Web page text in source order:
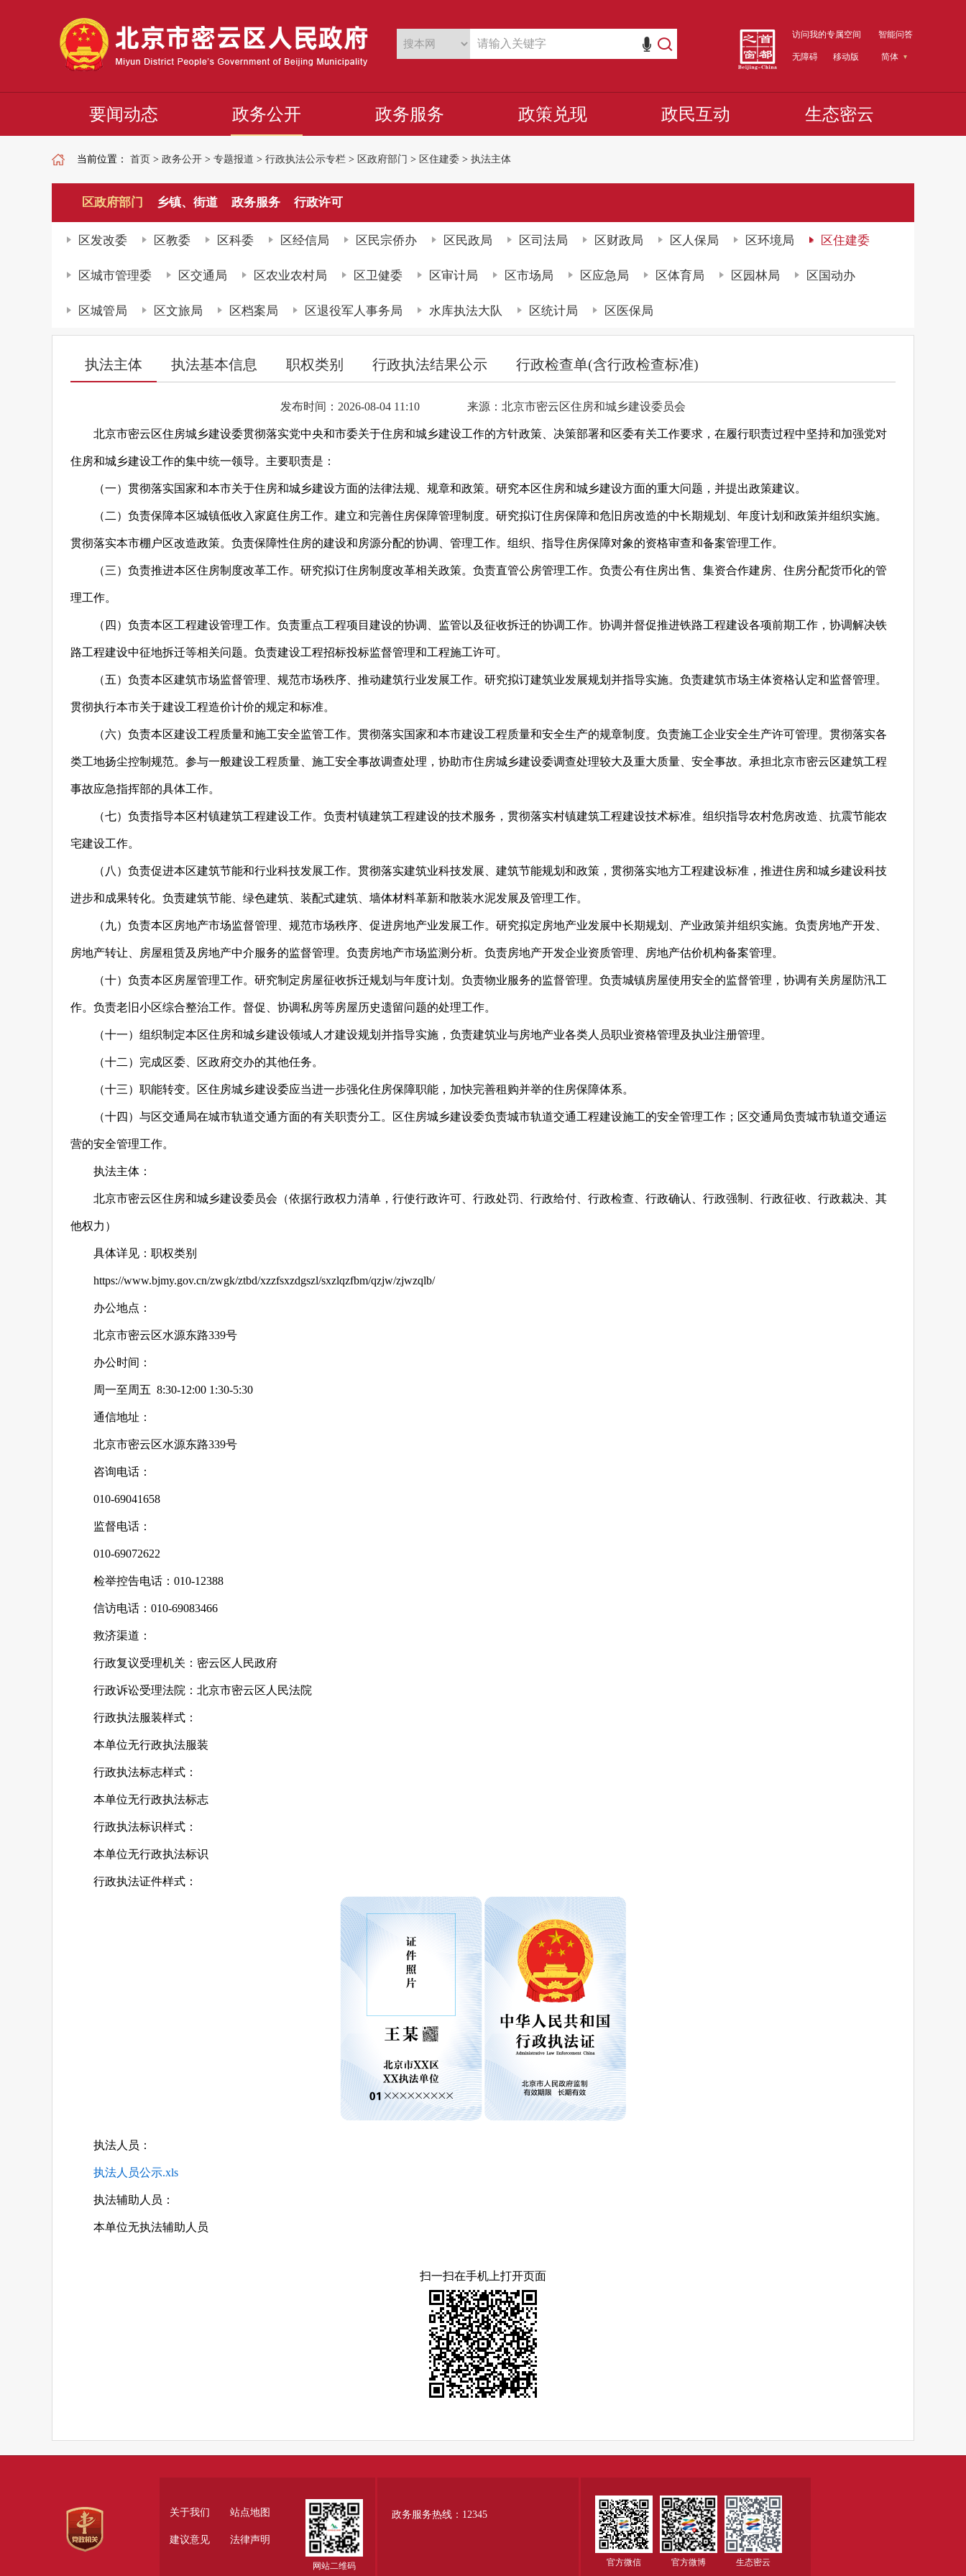
访问我的专属空间 智能问答
无障碍 移动版 简体
要闻动态 政务公开 政务服务 政策兑现 政民互动 生态密云
当前位置： 首页 > 政务公开 > 专题报道 > 行政执法公示专栏 > 区政府部门 > 区住建委 > 执法主体
区政府部门 乡镇、街道 政务服务 行政许可
区发改委 区教委 区科委 区经信局 区民宗侨办 区民政局 区司法局 区财政局 区人保局 区环境局 区住建委
区城市管理委 区交通局 区农业农村局 区卫健委 区审计局 区市场局 区应急局 区体育局 区园林局 区国动办
区城管局 区文旅局 区档案局 区退役军人事务局 水库执法大队 区统计局 区医保局
执法主体 执法基本信息 职权类别 行政执法结果公示 行政检查单(含行政检查标准)
发布时间：2026-08-04 11:10 来源：北京市密云区住房和城乡建设委员会
北京市密云区住房城乡建设委贯彻落实党中央和市委关于住房和城乡建设工作的方针政策、决策部署和区委有关工作要求，在履行职责过程中坚持和加强党对
住房和城乡建设工作的集中统一领导。主要职责是：
（一）贯彻落实国家和本市关于住房和城乡建设方面的法律法规、规章和政策。研究本区住房和城乡建设方面的重大问题，并提出政策建议。
（二）负责保障本区城镇低收入家庭住房工作。建立和完善住房保障管理制度。研究拟订住房保障和危旧房改造的中长期规划、年度计划和政策并组织实施。
贯彻落实本市棚户区改造政策。负责保障性住房的建设和房源分配的协调、管理工作。组织、指导住房保障对象的资格审查和备案管理工作。
（三）负责推进本区住房制度改革工作。研究拟订住房制度改革相关政策。负责直管公房管理工作。负责公有住房出售、集资合作建房、住房分配货币化的管
理工作。
（四）负责本区工程建设管理工作。负责重点工程项目建设的协调、监管以及征收拆迁的协调工作。协调并督促推进铁路工程建设各项前期工作，协调解决铁
路工程建设中征地拆迁等相关问题。负责建设工程招标投标监督管理和工程施工许可。
（五）负责本区建筑市场监督管理、规范市场秩序、推动建筑行业发展工作。研究拟订建筑业发展规划并指导实施。负责建筑市场主体资格认定和监督管理。
贯彻执行本市关于建设工程造价计价的规定和标准。
（六）负责本区建设工程质量和施工安全监管工作。贯彻落实国家和本市建设工程质量和安全生产的规章制度。负责施工企业安全生产许可管理。贯彻落实各
类工地扬尘控制规范。参与一般建设工程质量、施工安全事故调查处理，协助市住房城乡建设委调查处理较大及重大质量、安全事故。承担北京市密云区建筑工程
事故应急指挥部的具体工作。
（七）负责指导本区村镇建筑工程建设工作。负责村镇建筑工程建设的技术服务，贯彻落实村镇建筑工程建设技术标准。组织指导农村危房改造、抗震节能农
宅建设工作。
（八）负责促进本区建筑节能和行业科技发展工作。贯彻落实建筑业科技发展、建筑节能规划和政策，贯彻落实地方工程建设标准，推进住房和城乡建设科技
进步和成果转化。负责建筑节能、绿色建筑、装配式建筑、墙体材料革新和散装水泥发展及管理工作。
（九）负责本区房地产市场监督管理、规范市场秩序、促进房地产业发展工作。研究拟定房地产业发展中长期规划、产业政策并组织实施。负责房地产开发、
房地产转让、房屋租赁及房地产中介服务的监督管理。负责房地产市场监测分析。负责房地产开发企业资质管理、房地产估价机构备案管理。
（十）负责本区房屋管理工作。研究制定房屋征收拆迁规划与年度计划。负责物业服务的监督管理。负责城镇房屋使用安全的监督管理，协调有关房屋防汛工
作。负责老旧小区综合整治工作。督促、协调私房等房屋历史遗留问题的处理工作。
（十一）组织制定本区住房和城乡建设领域人才建设规划并指导实施，负责建筑业与房地产业各类人员职业资格管理及执业注册管理。
（十二）完成区委、区政府交办的其他任务。
（十三）职能转变。区住房城乡建设委应当进一步强化住房保障职能，加快完善租购并举的住房保障体系。
（十四）与区交通局在城市轨道交通方面的有关职责分工。区住房城乡建设委负责城市轨道交通工程建设施工的安全管理工作；区交通局负责城市轨道交通运
营的安全管理工作。
执法主体：
北京市密云区住房和城乡建设委员会（依据行政权力清单，行使行政许可、行政处罚、行政给付、行政检查、行政确认、行政强制、行政征收、行政裁决、其
他权力）
具体详见：职权类别
https://www.bjmy.gov.cn/zwgk/ztbd/xzzfsxzdgszl/sxzlqzfbm/qzjw/zjwzqlb/
办公地点：
北京市密云区水源东路339号
办公时间：
周一至周五 8:30-12:00 1:30-5:30
通信地址：
北京市密云区水源东路339号
咨询电话：
010-69041658
监督电话：
010-69072622
检举控告电话：010-12388
信访电话：010-69083466
救济渠道：
行政复议受理机关：密云区人民政府
行政诉讼受理法院：北京市密云区人民法院
行政执法服装样式：
本单位无行政执法服装
行政执法标志样式：
本单位无行政执法标志
行政执法标识样式：
本单位无行政执法标识
行政执法证件样式：
执法人员：
执法人员公示.xls
执法辅助人员：
本单位无执法辅助人员
扫一扫在手机上打开页面
关于我们 站点地图
建议意见 法律声明
网站二维码
政务服务热线：12345
官方微信 官方微博 生态密云